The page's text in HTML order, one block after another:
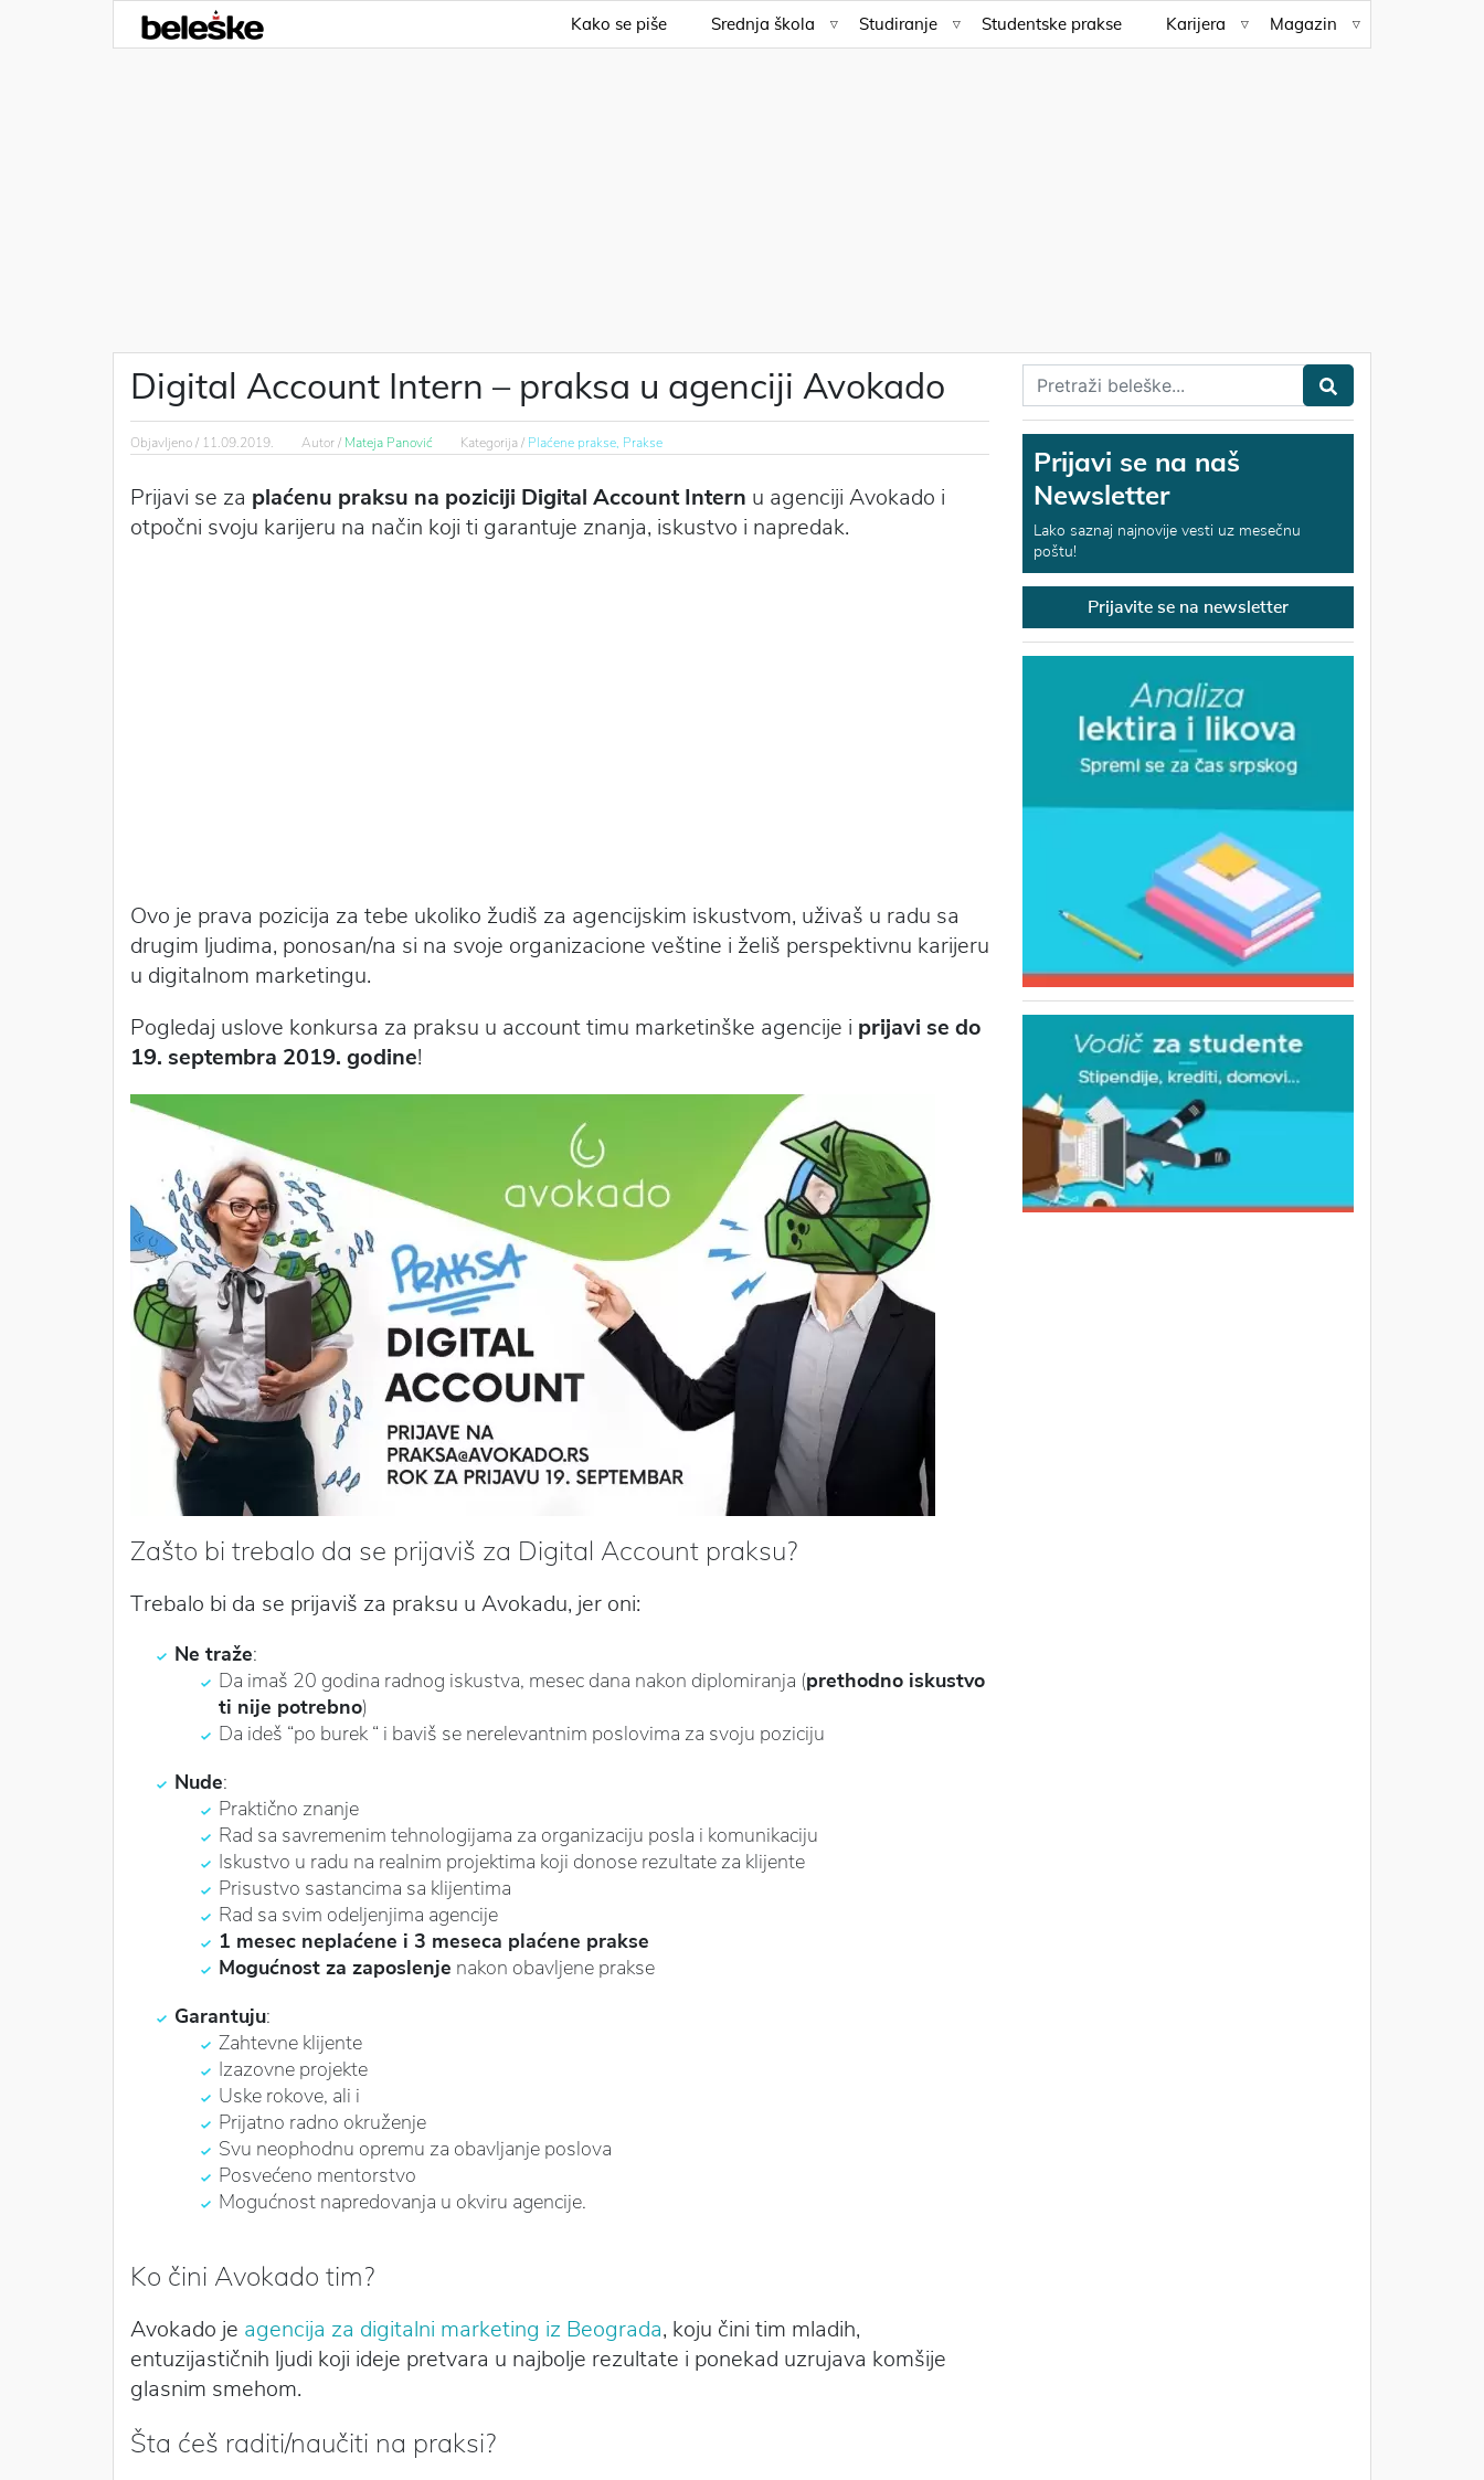
Kako se piše Srednja škola Studiranje Studentske prakse Karijera Magazin
Digital Account Intern – praksa u agenciji Avokado
Objavljeno / 11.09.2019. Autor / Mateja Panović Kategorija / Plaćene prakse, Prakse
Prijavi se za plaćenu praksu na poziciji Digital Account Intern u agenciji Avokado i
otpočni svoju karijeru na način koji ti garantuje znanja, iskustvo i napredak.
Ovo je prava pozicija za tebe ukoliko žudiš za agencijskim iskustvom, uživaš u radu sa
drugim ljudima, ponosan/na si na svoje organizacione veštine i želiš perspektivnu karijeru
u digitalnom marketingu.
Pogledaj uslove konkursa za praksu u account timu marketinške agencije i prijavi se do
19. septembra 2019. godine!
Zašto bi trebalo da se prijaviš za Digital Account praksu?
Trebalo bi da se prijaviš za praksu u Avokadu, jer oni:
Ne traže:
Da imaš 20 godina radnog iskustva, mesec dana nakon diplomiranja (prethodno iskustvo
ti nije potrebno)
Da ideš “po burek “ i baviš se nerelevantnim poslovima za svoju poziciju
Nude:
Praktično znanje
Rad sa savremenim tehnologijama za organizaciju posla i komunikaciju
Iskustvo u radu na realnim projektima koji donose rezultate za klijente
Prisustvo sastancima sa klijentima
Rad sa svim odeljenjima agencije
1 mesec neplaćene i 3 meseca plaćene prakse
Mogućnost za zaposlenje nakon obavljene prakse
Garantuju:
Zahtevne klijente
Izazovne projekte
Uske rokove, ali i
Prijatno radno okruženje
Svu neophodnu opremu za obavljanje poslova
Posvećeno mentorstvo
Mogućnost napredovanja u okviru agencije.
Ko čini Avokado tim?
Avokado je agencija za digitalni marketing iz Beograda, koju čini tim mladih,
entuzijastičnih ljudi koji ideje pretvara u najbolje rezultate i ponekad uzrujava komšije
glasnim smehom.
Šta ćeš raditi/naučiti na praksi?
Prijavi se na naš
Newsletter
Lako saznaj najnovije vesti uz mesečnu
poštu!
Prijavite se na newsletter